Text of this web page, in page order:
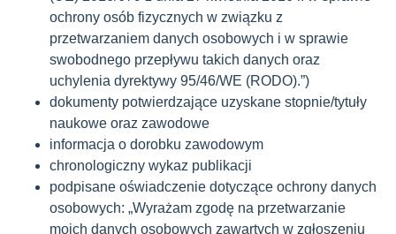
ochrony osób fizycznych w związku z
przetwarzaniem danych osobowych i w sprawie
swobodnego przepływu takich danych oraz
uchylenia dyrektywy 95/46/WE (RODO).”)
dokumenty potwierdzające uzyskane stopnie/tytuły
naukowe oraz zawodowe
informacja o dorobku zawodowym
chronologiczny wykaz publikacji
podpisane oświadczenie dotyczące ochrony danych
osobowych: „Wyrażam zgodę na przetwarzanie
moich danych osobowych zawartych w zgłoszeniu